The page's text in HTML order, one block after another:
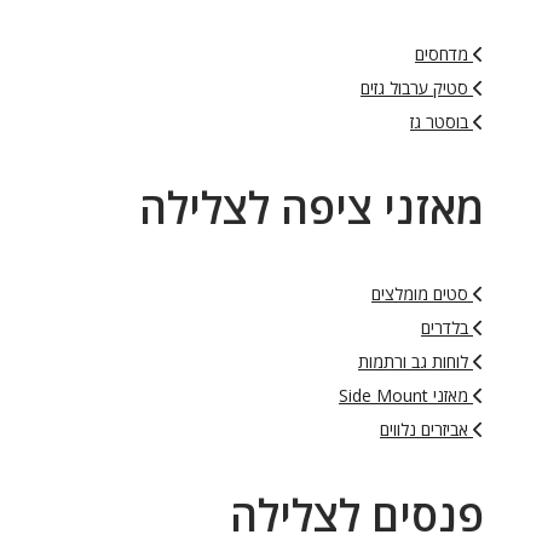
מדחסים
סטיק ערבול גזים
בוסטר גז
מאזני ציפה לצלילה
סטים מומלצים
בלדרים
לוחות גב ורתמות
מאזני Side Mount
אביזרים נלווים
פנסים לצלילה